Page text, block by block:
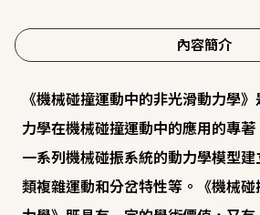
內容簡介
《機械碰撞運動中的非光滑動力學
力學在機械碰撞運動中的應用的專
一系列機械碰振系統的動力學模型
類複雜運動和分岔特性等。《機械